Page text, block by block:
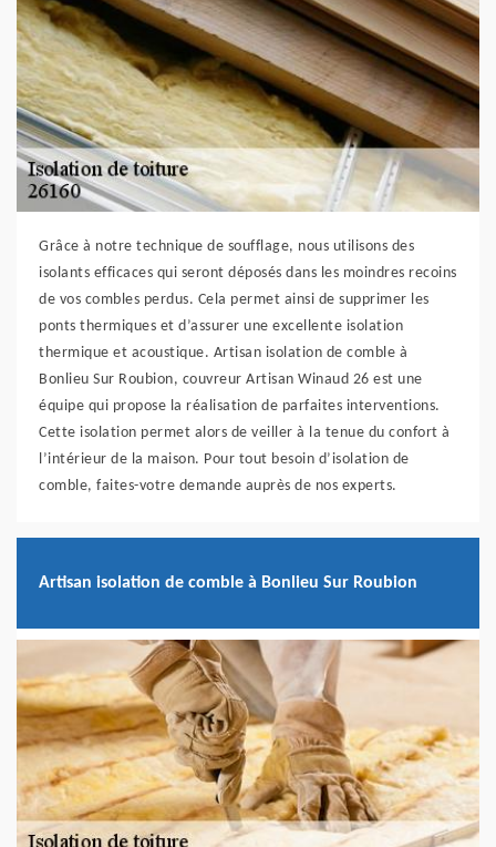
Grâce à notre technique de soufflage, nous utilisons des
isolants efficaces qui seront déposés dans les moindres recoins
de vos combles perdus. Cela permet ainsi de supprimer les
ponts thermiques et d’assurer une excellente isolation
thermique et acoustique. Artisan isolation de comble à
Bonlieu Sur Roubion, couvreur Artisan Winaud 26 est une
équipe qui propose la réalisation de parfaites interventions.
Cette isolation permet alors de veiller à la tenue du confort à
l’intérieur de la maison. Pour tout besoin d’isolation de
comble, faites-votre demande auprès de nos experts.
Artisan isolation de comble à Bonlieu Sur Roubion